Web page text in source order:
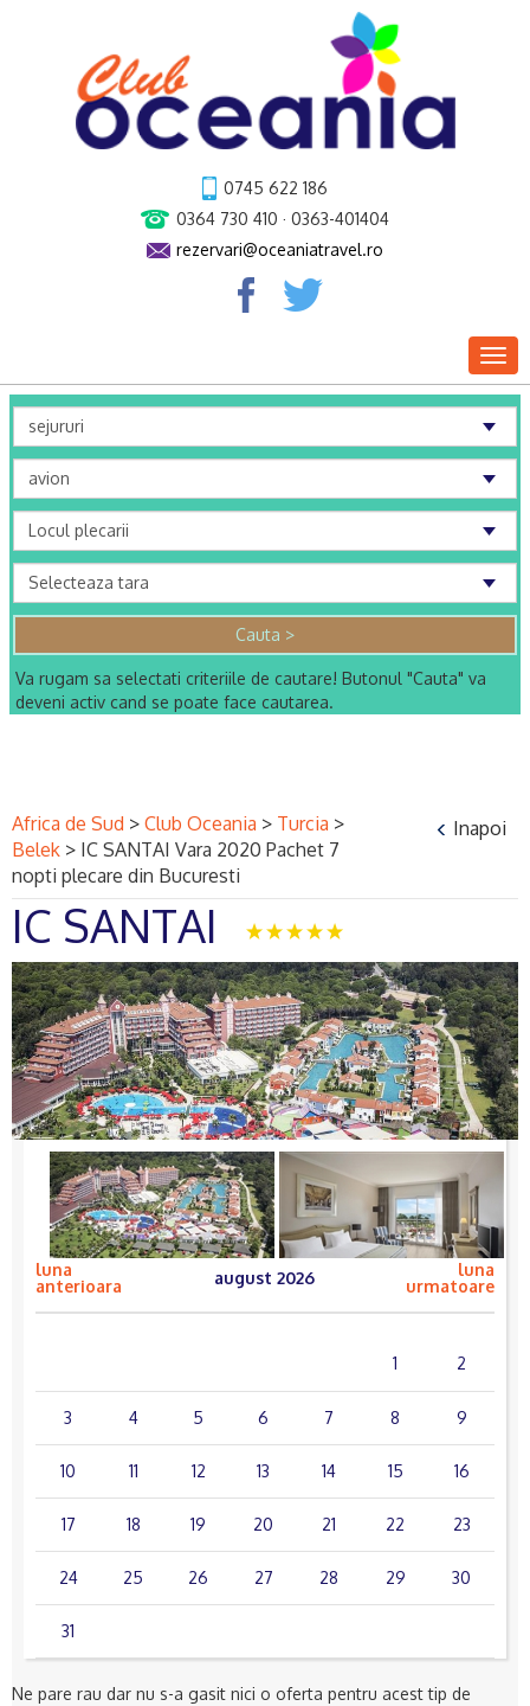
0745 622 186
0364 730 410 · 0363-401404
rezervari@oceaniatravel.ro
Va rugam sa selectati criteriile de cautare! Butonul "Cauta" va
deveni activ cand se poate face cautarea.
Africa de Sud > Club Oceania > Turcia >
Belek > IC SANTAI Vara 2020 Pachet 7
nopti plecare din Bucuresti
Inapoi
IC SANTAI
luna
anterioara
august 2026
luna
urmatoare
1
2
3 4 5 6 7 8 9
10 11 12 13 14 15 16
17 18 19 20 21 22 23
24 25 26 27 28 29 30
31
Ne pare rau dar nu s-a gasit nici o oferta pentru acest tip de